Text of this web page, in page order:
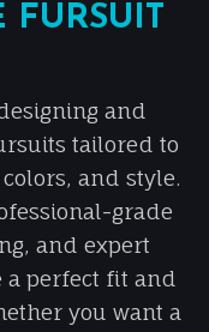
FURSUIT
and
tailored to
and style.
grade
and expert
a perfect fit and
you want a